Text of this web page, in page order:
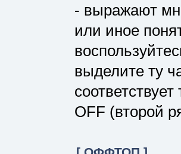
- выражают
или иное
выделите ту
OFF (второй